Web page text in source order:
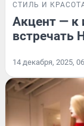
СТИЛЬ И
Акцент — к
встречать
14 декабря, 2025,